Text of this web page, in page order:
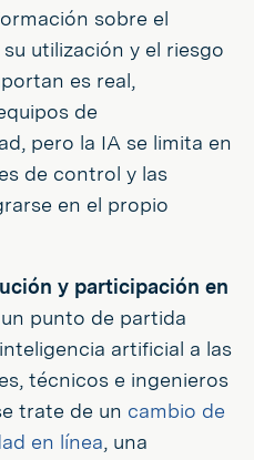
sobre el
utilización y el riesgo
es real,
de
pero la IA se limita en
de control y las
en el propio
y participación en
punto de partida
artificial a las
técnicos e ingenieros
trate de un cambio de
en línea, una